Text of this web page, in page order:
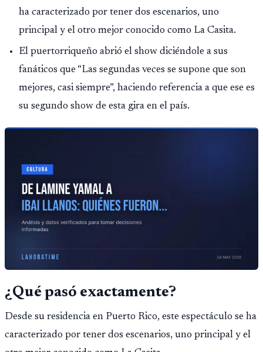
ha caracterizado por tener dos escenarios, uno
principal y el otro mejor conocido como La Casita.
El puertorriqueño abrió el show diciéndole a sus
fanáticos que “Las segundas veces se supone que son
mejores, casi siempre”, haciendo referencia a que ese es
su segundo show de esta gira en el país.
¿Qué pasó exactamente?
Desde su residencia en Puerto Rico, este espectáculo se ha
caracterizado por tener dos escenarios, uno principal y el